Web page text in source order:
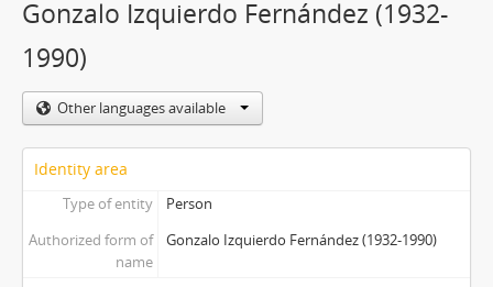
Gonzalo Izquierdo Fernández (1932-
1990)
Other languages available
Identity area
Type of entity
Person
Authorized form of
name
Gonzalo Izquierdo Fernández (1932-1990)